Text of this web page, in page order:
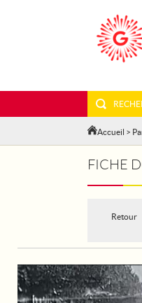
Accueil >
FICHE
Retour